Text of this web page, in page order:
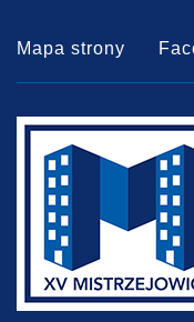
Mapa strony